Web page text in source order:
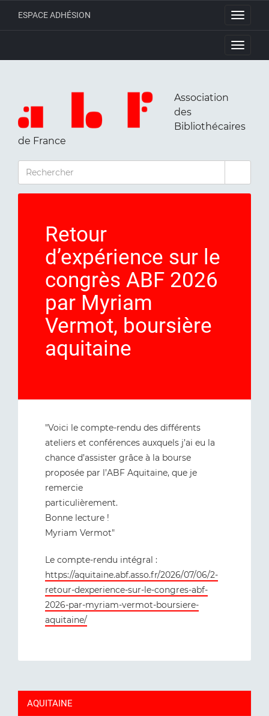
Toggle
ESPACE ADHÉSION
Toggle
Association
des
Bibliothécaires
de France
RECHERCHER
Retour
d’expérience sur le
congrès ABF 2026
par Myriam
Vermot, boursière
aquitaine
"Voici le compte-rendu des différents
ateliers et conférences auxquels j’ai eu la
chance d’assister grâce à la bourse
proposée par l’ABF Aquitaine, que je
remercie
particulièrement.
Bonne lecture !
Myriam Vermot"
Le compte-rendu intégral :
https://aquitaine.abf.asso.fr/2026/07/06/2-
retour-dexperience-sur-le-congres-abf-
2026-par-myriam-vermot-boursiere-
aquitaine/
AQUITAINE